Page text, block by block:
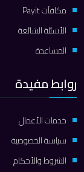
مكافآت Payit
الأسئلة الشائعة
المساعدة
روابط مفيدة
خدمات الأعمال
سياسة الخصوصية
الشروط والأحكام